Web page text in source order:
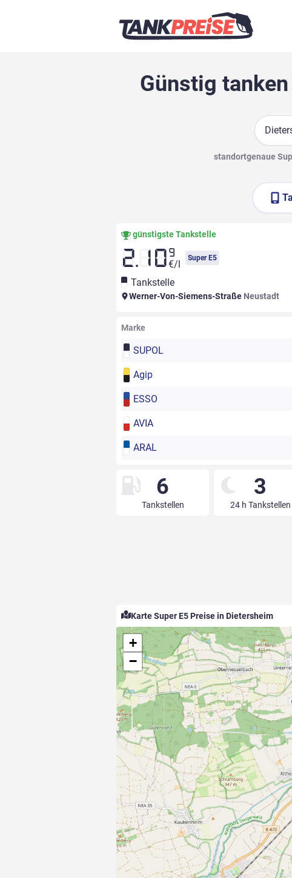
Günstig
Suche
standortgenaue
günstigste Tankstelle
2.10 9
€/l
Super E5
Tankstelle
Werner-Von-Siemens-Straße Neustadt
Marke
SUPOL
Agip
ESSO
AVIA
ARAL
6
Tankstellen
3
24 h Tankstellen
Karte Super E5 Preise in Dietersheim
+
−